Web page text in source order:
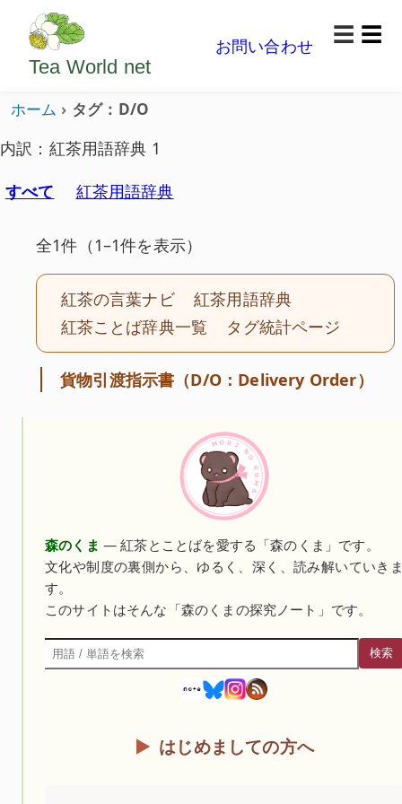
ようこそいらっしゃいました。どうぞごゆっくり楽
Tea World net
お問い合わせ
☰
ホーム タグ：D/O
内訳：紅茶用語辞典 1
すべて
紅茶用語辞典
全1件（1–1件を表示）
紅茶の言葉ナビ
紅茶用語辞典
紅茶ことば辞典一覧
タグ統計ページ
貨物引渡指示書（D/O：Delivery Order）
森のくま — 紅茶とことばを愛する「森のくま」です。
文化や制度の裏側から、ゆるく、深く、読み解いていき
す。
このサイトはそんな「森のくまの探究ノート」です。
検索
検索
はじめましての方へ